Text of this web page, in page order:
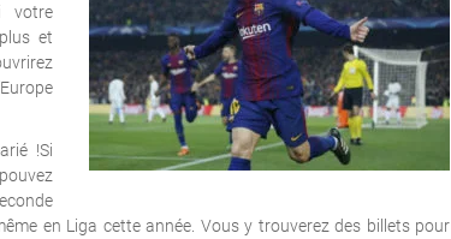
votre
et
!Si
en Liga cette année. Vous y trouverez des billets pour